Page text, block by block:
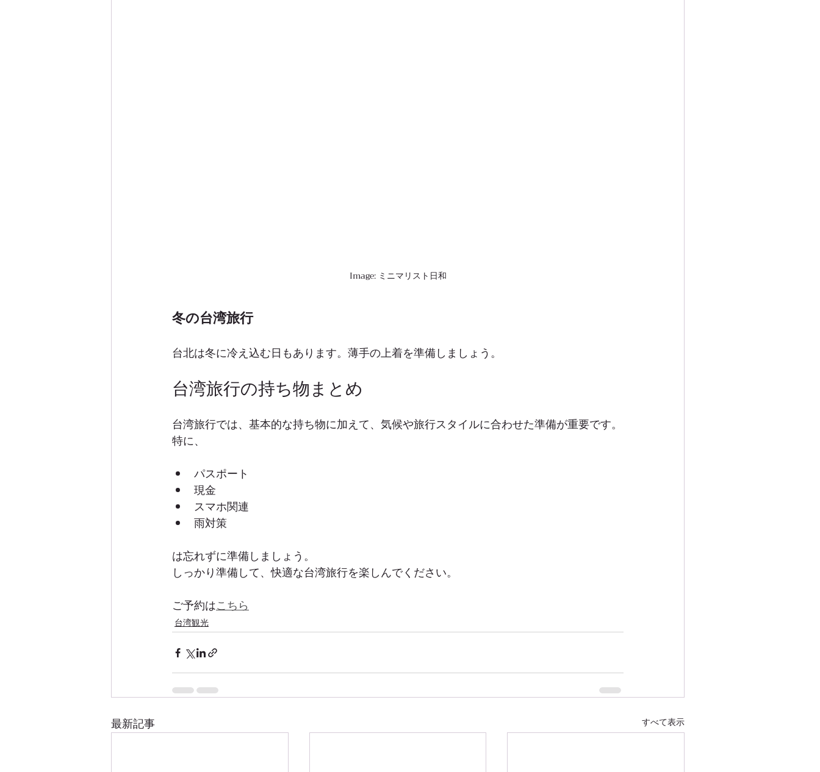
Image: ミニマリスト日和
冬の台湾旅行
台北は冬に冷え込む日もあります。薄手の上着を準備しましょう。
台湾旅行の持ち物まとめ
台湾旅行では、基本的な持ち物に加えて、気候や旅行スタイルに合わせた準備が重要です。
特に、
パスポート
現金
スマホ関連
雨対策
は忘れずに準備しましょう。
しっかり準備して、快適な台湾旅行を楽しんでください。
ご予約はこちら
台湾観光
最新記事 すべて表示